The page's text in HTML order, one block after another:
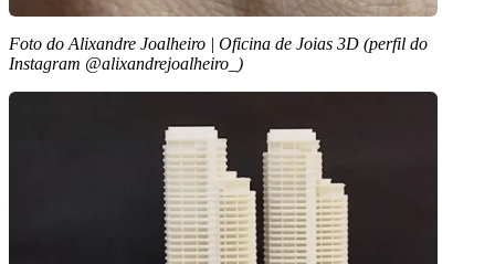
Foto do Alixandre Joalheiro | Oficina de Joias 3D (perfil do
Instagram @alixandrejoalheiro_)